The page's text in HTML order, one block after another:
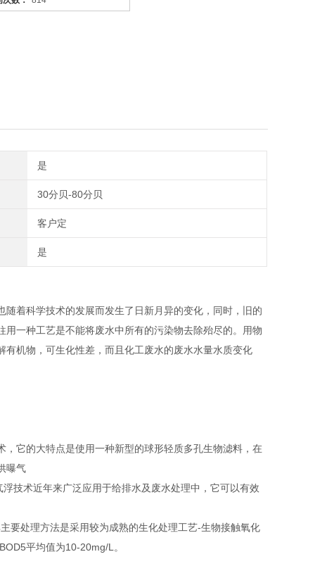
是
30分贝-80分贝
客户定
是
着科学技术的发展而发生了日新月异的变化，同时，旧的
一种工艺是不能将废水中所有的污染物去除殆尽的。用物
机物，可生化性差，而且化工废水的废水水量水质变化
它的大特点是使用一种新型的球形轻质多孔生物滤料，在
曝气
技术近年来广泛应用于给排水及废水处理中，它可以有效
处理方法是采用较为成熟的生化处理工艺-生物接触氧化
平均值为10-20mg/L。